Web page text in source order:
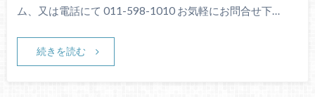
ム、又は電話にて 011-598-1010 お気軽にお問合せ下…
続きを読む